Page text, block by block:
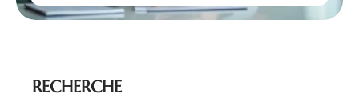
RECHERCHE